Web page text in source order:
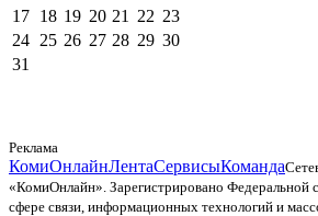
17 18 19 20 21 22 23
24 25 26 27 28 29 30
31
Реклама
КомиОнлайнЛентаСервисыКоманда
«КомиОнлайн». Зарегистрировано Федеральной
сфере связи, информационных технологий и